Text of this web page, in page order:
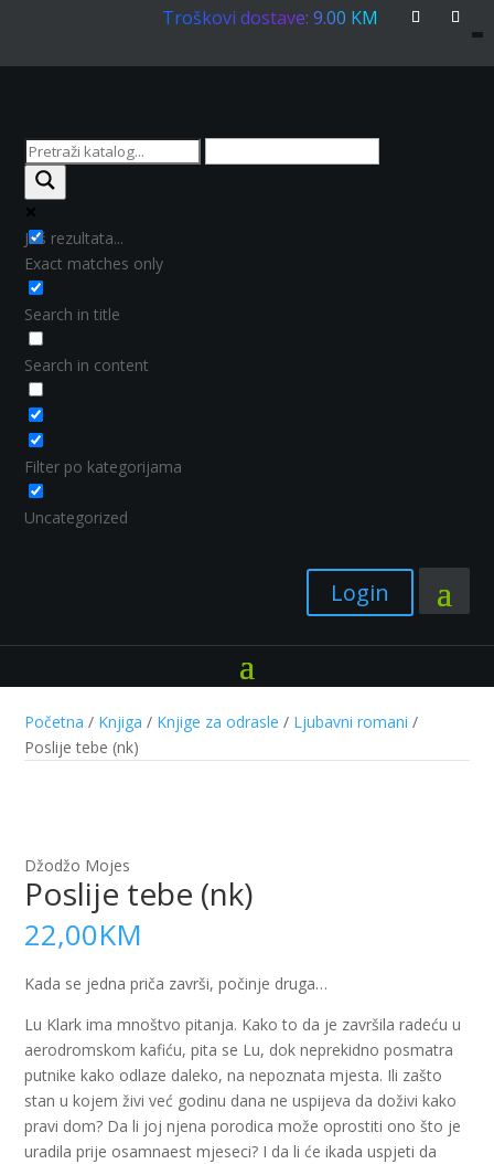
Troškovi dostave: 9.00 KM
Još rezultata...
Exact matches only
Search in title
Search in content
Filter po kategorijama
Uncategorized
Login
Početna / Knjiga / Knjige za odrasle / Ljubavni romani /
Poslije tebe (nk)
Džodžo Mojes
Poslije tebe (nk)
22,00KM
Kada se jedna priča završi, počinje druga…
Lu Klark ima mnoštvo pitanja. Kako to da je završila radeću u
aerodromskom kafiću, pita se Lu, dok neprekidno posmatra
putnike kako odlaze daleko, na nepoznata mjesta. Ili zašto
stan u kojem živi već godinu dana ne uspijeva da doživi kako
pravi dom? Da li joj njena porodica može oprostiti ono što je
uradila prije osamnaest mjeseci? I da li će ikada uspjeti da